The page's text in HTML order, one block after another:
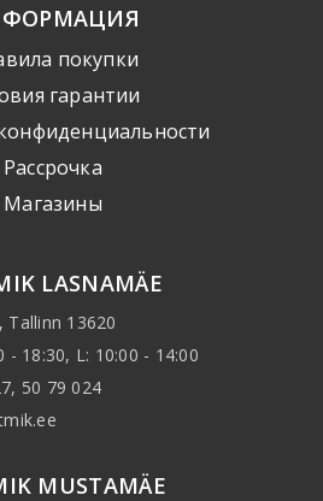
покупки
гарантии
Рассрочка
Mагазины
LASNAMÄE
Tallinn 13620
- 18:30, L: 10:00 - 14:00
50 79 024
MUSTAMÄE